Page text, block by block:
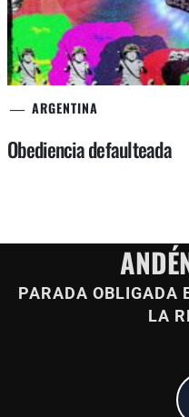
ARGENTINA
Obediencia defaulteada
PARADA OBLIGADA
LA